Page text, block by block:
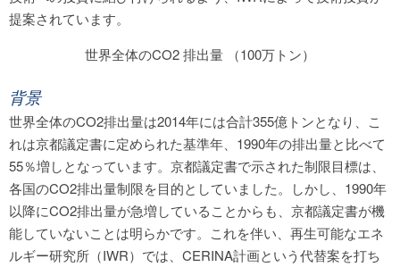
提案されています。
世界全体のCO2 排出量 （100万トン）
背景
世界全体のCO2排出量は2014年には合計355億トンとなり、こ
れは京都議定書に定められた基準年、1990年の排出量と比べて
55％増しとなっています。京都議定書で示された制限目標は、
各国のCO2排出量制限を目的としていました。しかし、1990年
以降にCO2排出量が急増していることからも、京都議定書が機
能していないことは明らかです。これを伴い、再生可能なエネ
ルギー研究所（IWR）では、CERINA計画という代替案を打ち